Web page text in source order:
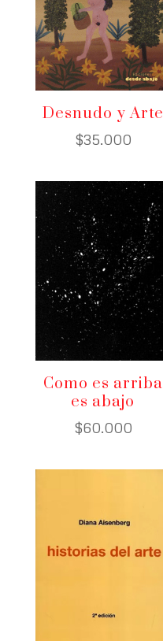
Desnudo y Arte
$35.000
Como es arriba
es abajo
$60.000